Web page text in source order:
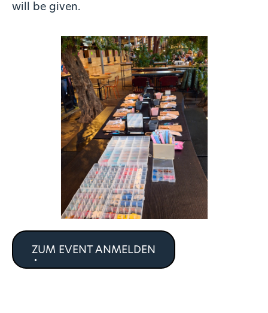
will be given.
ZUM EVENT ANMELDEN